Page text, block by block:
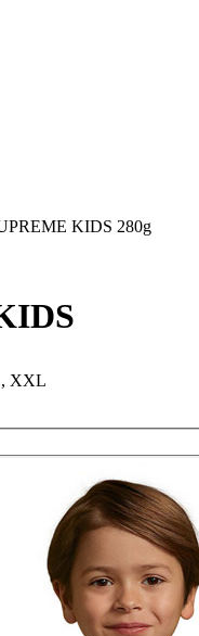
KIDS 280g
XXL